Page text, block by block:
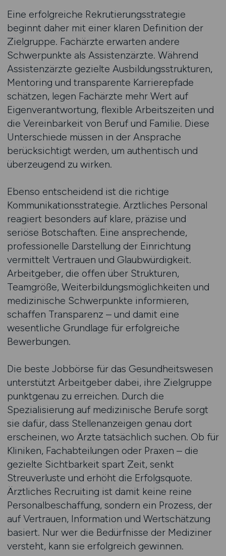
Eine erfolgreiche Rekrutierungsstrategie
beginnt daher mit einer klaren Definition der
Zielgruppe. Fachärzte erwarten andere
Schwerpunkte als Assistenzärzte. Während
Assistenzärzte gezielte Ausbildungsstrukturen,
Mentoring und transparente Karrierepfade
schätzen, legen Fachärzte mehr Wert auf
Eigenverantwortung, flexible Arbeitszeiten und
die Vereinbarkeit von Beruf und Familie. Diese
Unterschiede müssen in der Ansprache
berücksichtigt werden, um authentisch und
überzeugend zu wirken.
Ebenso entscheidend ist die richtige
Kommunikationsstrategie. Ärztliches Personal
reagiert besonders auf klare, präzise und
seriöse Botschaften. Eine ansprechende,
professionelle Darstellung der Einrichtung
vermittelt Vertrauen und Glaubwürdigkeit.
Arbeitgeber, die offen über Strukturen,
Teamgröße, Weiterbildungsmöglichkeiten und
medizinische Schwerpunkte informieren,
schaffen Transparenz – und damit eine
wesentliche Grundlage für erfolgreiche
Bewerbungen.
Die beste Jobbörse für das Gesundheitswesen
unterstützt Arbeitgeber dabei, ihre Zielgruppe
punktgenau zu erreichen. Durch die
Spezialisierung auf medizinische Berufe sorgt
sie dafür, dass Stellenanzeigen genau dort
erscheinen, wo Ärzte tatsächlich suchen. Ob für
Kliniken, Fachabteilungen oder Praxen – die
gezielte Sichtbarkeit spart Zeit, senkt
Streuverluste und erhöht die Erfolgsquote.
Ärztliches Recruiting ist damit keine reine
Personalbeschaffung, sondern ein Prozess, der
auf Vertrauen, Information und Wertschätzung
basiert. Nur wer die Bedürfnisse der Mediziner
versteht, kann sie erfolgreich gewinnen.